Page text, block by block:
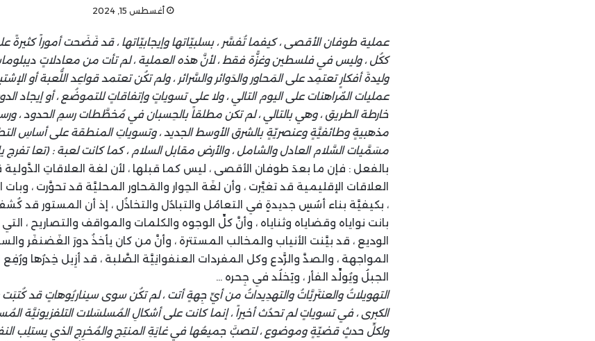
أغسطس 15, 2024
عملية طوفان الأقصى ، كيفما تُفسَّر ، بسلبيّاتها وإيجابيّاتها ، قد فَضَحت أموراً كثيرةً
ككُل ، وليس في فلسطين وغزًّة فقط ، لأنَّ هذه العملية ، لم تأت من معادلاتٍ
وليدةَ أفكارٍ تعتمِد على المَحاور والدَوائر والسَّرائر ، ولم تكُن تعتمد قواعِد اللُّعبة أو
عمليات المٌراهنات على اليوم التالي ، ولا على تسوياتٍ وإتفاقاتٍ للتموضُع ، أو إيجاد
خارطة الطريق ، وهي بالتالي ، لم تكن مطلقاً بالحِسبان في مُخطَّطات رسمِ الحدود ، ورسم
مذهبيةٍ وطائفيَّةٍ وعنصريّةٍ بالشرق الأوسط الجديد ، وتسوياتِ المنطقة على أساسِ
مسَمَّيات السَّلام العادل والشامل ، والأرض مقابل السلام ، كما كانت لعبة : (تعا تفرج
بالفعل : فإن ما بعدَ طوفان الأقصى ، ليس كما قبلها ، لأن لغة العلاقاتِ
العلاقات الإقليمية قد تغيَّرت ، وأن لغَة الحِوار والمَحاور المحليَّة قد تحوَّرت ،
، بكيفيَّة بناء أسُسٍ جديدةٍ في التعامُل والتبادُل والتخاذُل ، إذ أن المستور قد
بانت نواياه وقضاياه وثناياه ، وأنَّ كلِّ الوجوه والكلمات والمواقف والتصاريح ،
الوديع ، قد بيَّنت الأنياب والمخالب المستترة ، وأنَّ من كان يأخذُ دورَ الغَضنفَر
المواجهة ، والصدَّ والرًّدع وكل المفردات العنفوانِيَّة الصَّلبة ، قد أزِيل خِدرُها
الجبلُ ويُولِّد الفأر ، ويًخلُد في جِحره …
التهويلاتُ والعنتَريَّاتُ والتهدِيداتُ من أيِّ جِهةٍ أتت ، لم تكُن سوى سيناريُوهاتٍ قد
الكبرى ، في تسوياتٍ لم تحدُث أخيراً ، إنما كانت على أشكالِ المُسلسَلات التلفزيونيَّة
ولكلِّ حدثٍ قضيّةٍ وموضوع ، لتصبٌَ جميعُها في غايَةِ المنتِج والمُخرِج الذي يستلِب